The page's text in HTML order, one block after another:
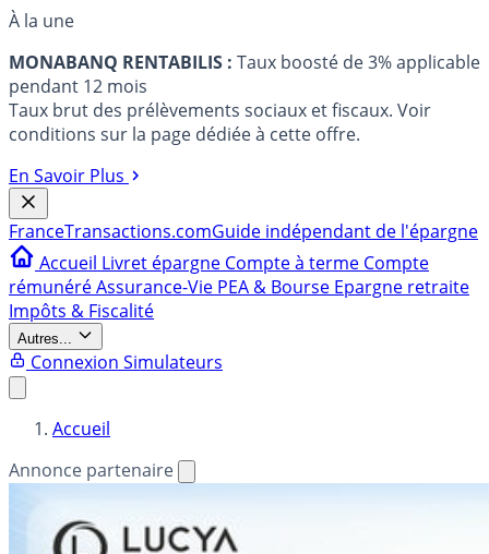
À la une
MONABANQ RENTABILIS : Taux boosté de 3% applicable
pendant 12 mois
Taux brut des prélèvements sociaux et fiscaux. Voir
conditions sur la page dédiée à cette offre.
En Savoir Plus
FranceTransactions.comGuide indépendant de l'épargne
Accueil Livret épargne Compte à terme Compte
rémunéréAssurance-Vie PEA & Bourse Epargne retraite
Impôts & Fiscalité
Autres...
Connexion Simulateurs
Accueil
Annonce partenaire